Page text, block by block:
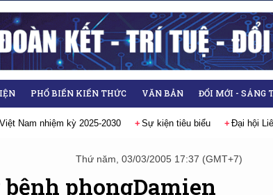
PHỔ BIẾN KIẾN THỨC VĂN BẢN ĐỔI MỚI - SÁNG
Nam nhiệm kỳ 2025-2030 Sự kiện tiêu biểu Đại hội
Thứ năm, 03/03/2005 17:37 (GMT+7)
phongDamien